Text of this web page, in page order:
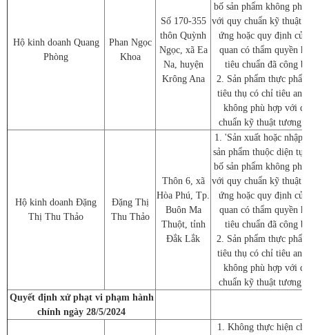
Hộ kinh doanh Quang
Phòng
Phan Ngọc
Khoa
Số 170-355
thôn Quỳnh
Ngọc, xã Ea
Na, huyện
Krông Ana
bố sản phẩm không
với quy chuẩn kỹ thuật
ứng hoặc quy định
quan có thẩm quyền
tiêu chuẩn đã công
2. Sản phẩm thực
tiêu thụ có chỉ tiêu an
không phù hợp với
chuẩn kỹ thuật tương
Hộ kinh doanh Đặng
Thị Thu Thảo
Đặng Thị
Thu Thảo
Thôn 6, xã
Hòa Phú, Tp.
Buôn Ma
Thuột, tỉnh
Đắk Lắk
1. 'Sản xuất hoặc nhập
sản phẩm thuộc diện tự
bố sản phẩm không
với quy chuẩn kỹ thuật
ứng hoặc quy định
quan có thẩm quyền
tiêu chuẩn đã công
2. Sản phẩm thực
tiêu thụ có chỉ tiêu an
không phù hợp với
chuẩn kỹ thuật tương
Quyết định xử phạt vi phạm hành
chính ngày 28/5/2024
1. Không thực hiện